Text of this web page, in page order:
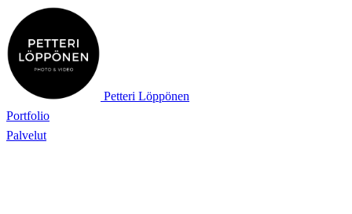
Petteri Löppönen
Portfolio
Palvelut